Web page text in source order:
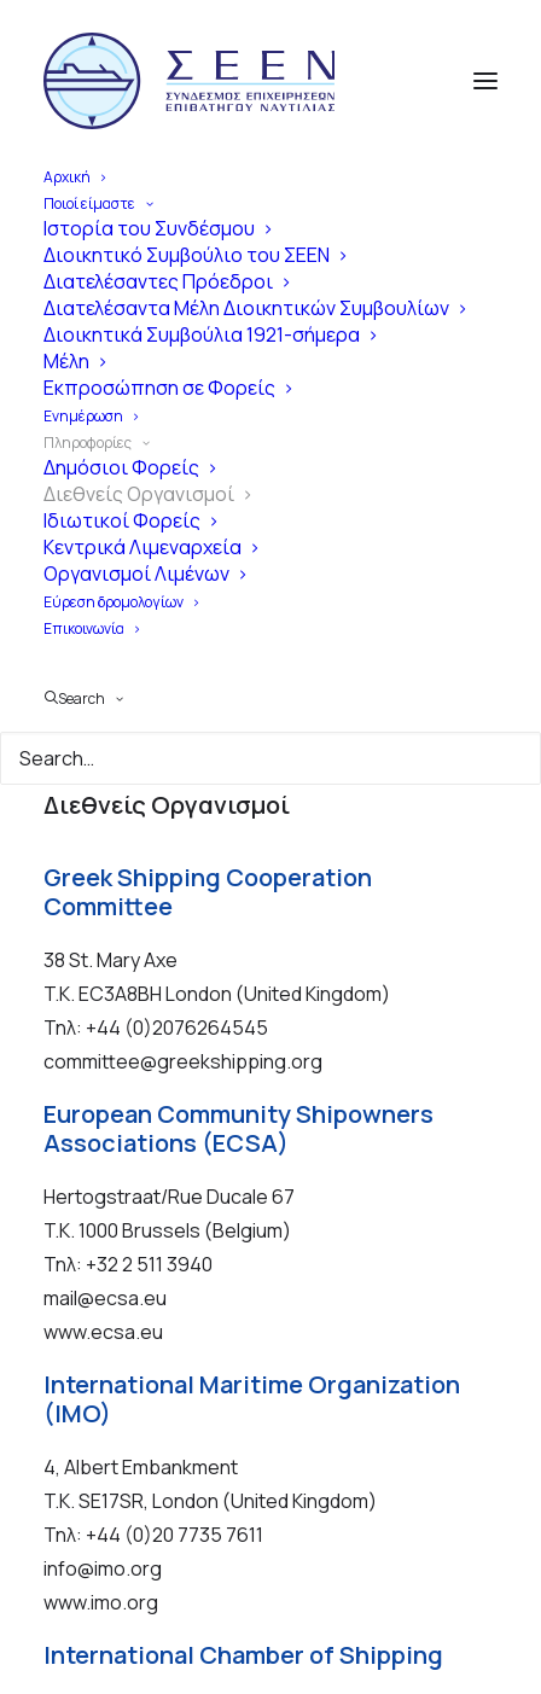
Αρχική
Ποιοί είμαστε
Ιστορία του Συνδέσμου
Διοικητικό Συμβούλιο του ΣΕΕΝ
Διατελέσαντες Πρόεδροι
Διατελέσαντα Μέλη Διοικητικών Συμβουλίων
Διοικητικά Συμβούλια 1921-σήμερα
Μέλη
Εκπροσώπηση σε Φορείς
Ενημέρωση
Πληροφορίες
Δημόσιοι Φορείς
Διεθνείς Οργανισμοί
Ιδιωτικοί Φορείς
Κεντρικά Λιμεναρχεία
Οργανισμοί Λιμένων
Εύρεση δρομολογίων
Επικοινωνία
Search
ΑπότηνΊδρυ ση
ς
σήμερα
100Χρόνια
Επιβα
στηνΕλλά δ
Διεθνείς Οργανισμοί
Greek Shipping Cooperation
Committee
38 St. Mary Axe
T.K. EC3A8BH London (United Kingdom)
Τηλ: +44 (0)2076264545
committee@greekshipping.org
European Community Shipowners
Associations (ECSA)
Hertogstraat/Rue Ducale 67
T.K. 1000 Brussels (Belgium)
Τηλ: +32 2 511 3940
mail@ecsa.eu
www.ecsa.eu
International Maritime Organization
(IMO)
4, Albert Embankment
T.K. SE17SR, London (United Kingdom)
Τηλ: +44 (0)20 7735 7611
info@imo.org
www.imo.org
International Chamber of Shipping